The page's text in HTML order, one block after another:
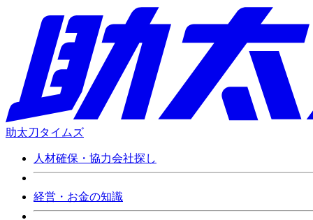
助太刀タイムズ
人材確保・協力会社探し
経営・お金の知識